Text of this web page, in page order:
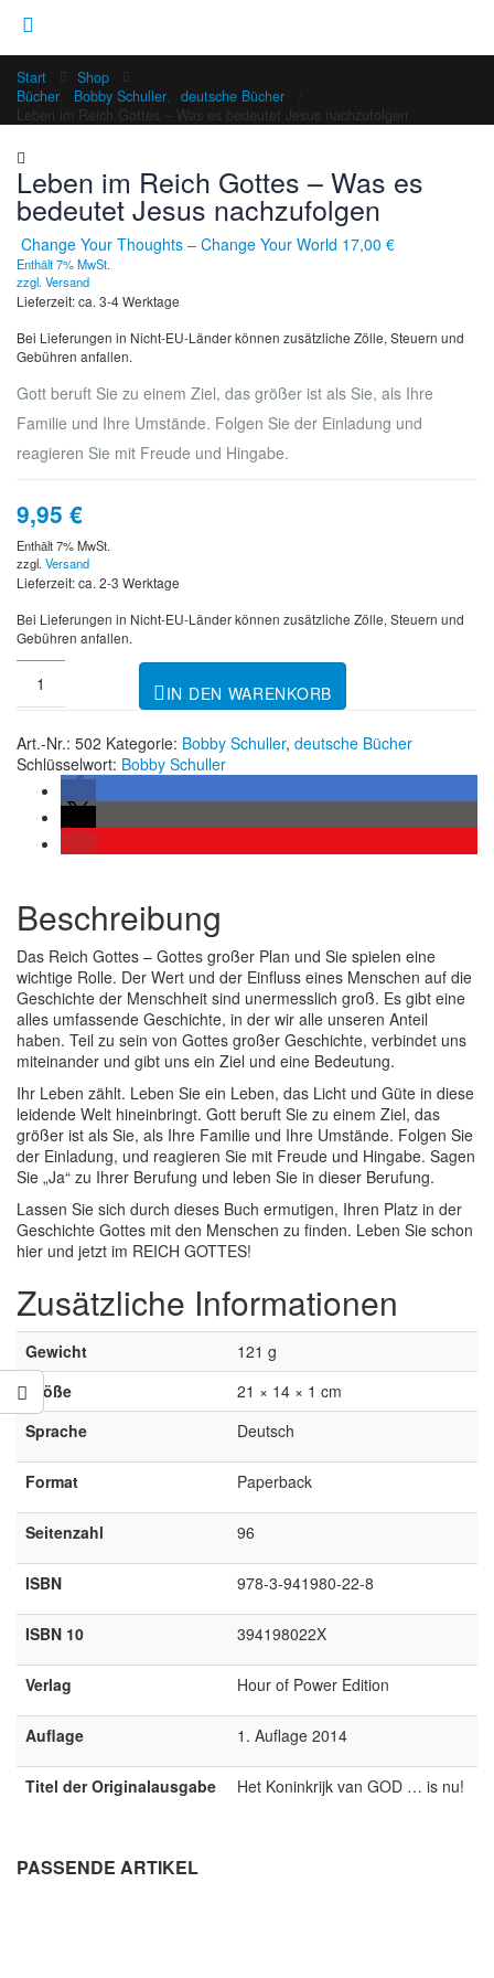
Start
Shop
Bücher, Bobby Schuller,
deutsche Bücher
Leben im Reich Gottes – Was es bedeutet Jesus nachzufolgen
Leben im Reich Gottes – Was es
bedeutet Jesus nachzufolgen
Change Your Thoughts – Change Your World 17,00 €
Enthält 7% MwSt.
zzgl. Versand
Lieferzeit: ca. 3-4 Werktage
Bei Lieferungen in Nicht-EU-Länder können zusätzliche Zölle, Steuern und
Gebühren anfallen.
Gott beruft Sie zu einem Ziel, das größer ist als Sie, als Ihre
Familie und Ihre Umstände. Folgen Sie der Einladung und
reagieren Sie mit Freude und Hingabe.
9,95 €
Enthält 7% MwSt.
zzgl. Versand
Lieferzeit: ca. 2-3 Werktage
Bei Lieferungen in Nicht-EU-Länder können zusätzliche Zölle, Steuern und
Gebühren anfallen.
IN DEN WARENKORB
Art.-Nr.: 502 Kategorie: Bobby Schuller, deutsche Bücher
Schlüsselwort: Bobby Schuller
Beschreibung
Das Reich Gottes – Gottes großer Plan und Sie spielen eine
wichtige Rolle. Der Wert und der Einfluss eines Menschen auf die
Geschichte der Menschheit sind unermesslich groß. Es gibt eine
alles umfassende Geschichte, in der wir alle unseren Anteil
haben. Teil zu sein von Gottes großer Geschichte, verbindet uns
miteinander und gibt uns ein Ziel und eine Bedeutung.
Ihr Leben zählt. Leben Sie ein Leben, das Licht und Güte in diese
leidende Welt hineinbringt. Gott beruft Sie zu einem Ziel, das
größer ist als Sie, als Ihre Familie und Ihre Umstände. Folgen Sie
der Einladung, und reagieren Sie mit Freude und Hingabe. Sagen
Sie „Ja“ zu Ihrer Berufung und leben Sie in dieser Berufung.
Lassen Sie sich durch dieses Buch ermutigen, Ihren Platz in der
Geschichte Gottes mit den Menschen zu finden. Leben Sie schon
hier und jetzt im REICH GOTTES!
Zusätzliche Informationen
Gewicht
121 g
Größe
21 × 14 × 1 cm
Sprache
Deutsch
Format Paperback
Seitenzahl 96
ISBN 978-3-941980-22-8
ISBN 10 394198022X
Verlag Hour of Power Edition
Auflage 1. Auflage 2014
Titel der Originalausgabe Het Koninkrijk van GOD … is nu!
PASSENDE ARTIKEL